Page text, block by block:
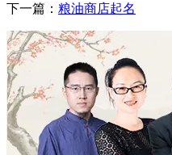
下一篇： 粮油商店起名